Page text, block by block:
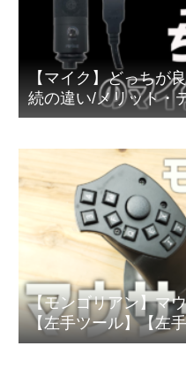
【マイク】どっちが
続の違い/メリット・
【モンゴリアン】マ
【左手ツール】【左